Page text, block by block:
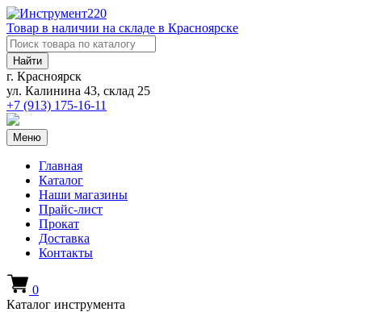
Товар в наличии на складе в Красноярске
Найти
г. Красноярск
ул. Калинина 43, склад 25
+7 (913) 175-16-11
Меню
Главная
Каталог
Наши магазины
Прайс-лист
Прокат
Доставка
Контакты
0
Каталог инструмента